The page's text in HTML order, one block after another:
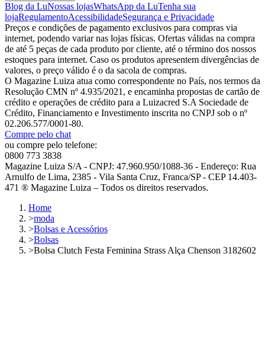
Blog da LuNossas lojasWhatsApp da LuTenha sua
lojaRegulamentoAcessibilidadeSegurança e Privacidade
Preços e condições de pagamento exclusivos para compras via
internet, podendo variar nas lojas físicas. Ofertas válidas na compra
de até 5 peças de cada produto por cliente, até o término dos nossos
estoques para internet. Caso os produtos apresentem divergências de
valores, o preço válido é o da sacola de compras.
O Magazine Luiza atua como correspondente no País, nos termos da
Resolução CMN nº 4.935/2021, e encaminha propostas de cartão de
crédito e operações de crédito para a Luizacred S.A Sociedade de
Crédito, Financiamento e Investimento inscrita no CNPJ sob o nº
02.206.577/0001-80.
Compre pelo chat
ou compre pelo telefone:
0800 773 3838
Magazine Luiza S/A - CNPJ: 47.960.950/1088-36 - Endereço: Rua
Arnulfo de Lima, 2385 - Vila Santa Cruz, Franca/SP - CEP 14.403-
471 ® Magazine Luiza – Todos os direitos reservados.
Home
>moda
>Bolsas e Acessórios
>Bolsas
>Bolsa Clutch Festa Feminina Strass Alça Chenson 3182602